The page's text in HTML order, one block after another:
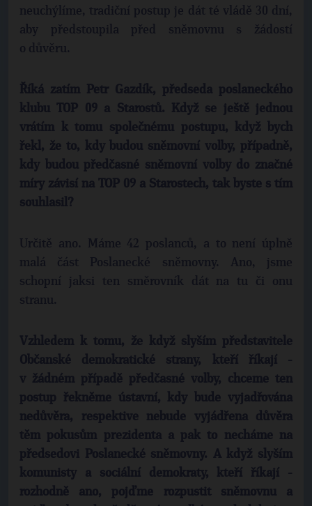
neuchýlíme, tradiční postup je dát té vládě 30 dní,
aby předstoupila před sněmovnu s žádostí
o důvěru.
Říká zatím Petr Gazdík, předseda poslaneckého
klubu TOP 09 a Starostů. Když se ještě jednou
vrátím k tomu společnému postupu, když bych
řekl, že to, kdy budou sněmovní volby, případně,
kdy budou předčasné sněmovní volby do značné
míry závisí na TOP 09 a Starostech, tak byste s tím
souhlasil?
Určitě ano. Máme 42 poslanců, a to není úplně
malá část Poslanecké sněmovny. Ano, jsme
schopní jaksi ten směrovník dát na tu či onu
stranu.
Vzhledem k tomu, že když slyším představitele
Občanské demokratické strany, kteří říkají -
v žádném případě předčasné volby, chceme ten
postup řekněme ústavní, kdy bude vyjadřována
nedůvěra, respektive nebude vyjádřena důvěra
těm pokusům prezidenta a pak to necháme na
předsedovi Poslanecké sněmovny. A když slyším
komunisty a sociální demokraty, kteří říkají -
rozhodně ano, pojďme rozpustit sněmovnu a